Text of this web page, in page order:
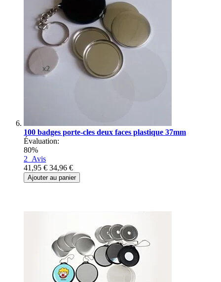
100 badges porte-cles deux faces plastique 37mm
Évaluation:
80%
2 Avis
41,95 € 34,96 €
Ajouter au panier